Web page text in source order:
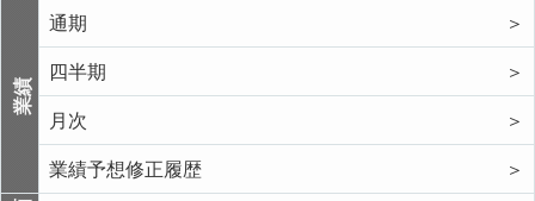
業績
通期
＞
四半期
＞
月次
＞
業績予想修正履歴
＞